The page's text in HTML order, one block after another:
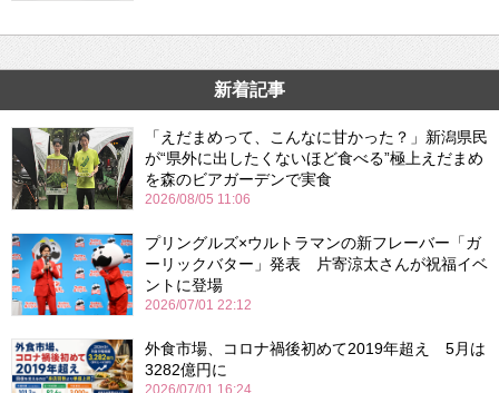
新着記事
「えだまめって、こんなに甘かった？」新潟県民
が“県外に出したくないほど食べる”極上えだまめ
を森のビアガーデンで実食
2026/08/05 11:06
プリングルズ×ウルトラマンの新フレーバー「ガ
ーリックバター」発表 片寄涼太さんが祝福イベ
ントに登場
2026/07/01 22:12
外食市場、コロナ禍後初めて2019年超え 5月は
3282億円に